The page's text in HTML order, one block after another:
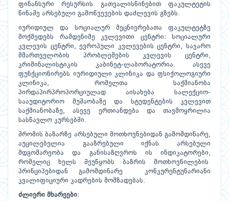
ფინანსური რესურსის გათვალისწინებით ფაკულტეტის
წინაშე არსებული გამოწვევების დაძლევის გზებს.
იურიდიულ და სოციალურ მეცნიერებათა ფაკულტეტზე
მოქმედებს რამდენიმე კვლევითი ცენტრი: სოციალური
კვლევის ცენტრი, ევროპული კვლევების ცენტრი, საჯარო
მმართველობის პრობლემების კვლევის ცენტრი,
კრიმინალისტიკის კაბინეტ-ლაბორატორია. ასევე
ფუნქციონირებს იურიდიული კლინიკა და ფსიქოლოგიური
კლინიკა, რომელთა საქმიანობა
პირდაპირპროპორციულად აისახება სალექციო-
სააუდიტორიო მუშაობაზე და სტუდენტების კვლევით
საქმიანობაზე, ასევე ერთიანდება და თავმოყრილია
სასწავლო კურსებში.
შრომის ბაზარზე არსებული მოთხოვნებიდან გამომდინარე,
აუცილებელია გააზრებული იქნას არსებული
მდგომარეობა და განისაზღვროს ის ინდიკატორები,
რომელიც ხელს შეუწყობს ბაზრის მოთხოვნილების
პრინციპებიდან გამომდინარე კონკურენტუნარიანი
კვალიფიციური კადრების მომზადებას.
ძლიერი მხარეები: